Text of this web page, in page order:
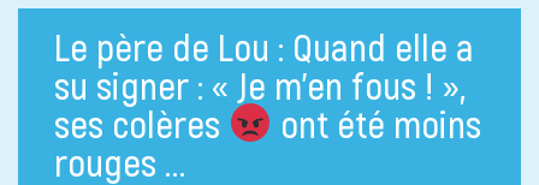
Le père de Lou : Quand elle a
su signer : « Je m’en fous ! »,
ses colères
ont été moins
rouges …